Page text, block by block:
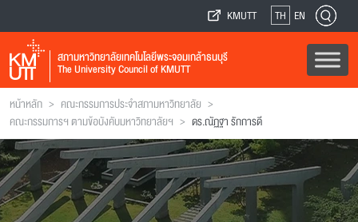
KMUTT TH EN
สภามหาวิทยาลัยเทคโนโลยีพระจอมเกล้าธนบุรี
The University Council of KMUTT
หน้าหลัก > คณะกรรมการประจำสภามหาวิทยาลัย >
คณะกรรมการฯ ตามข้อบังคับมหาวิทยาลัยฯ > ดร.ณัฏฐา รักการดี